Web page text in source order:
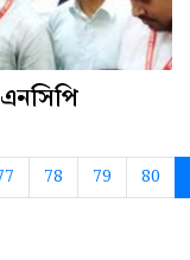
78 79 80